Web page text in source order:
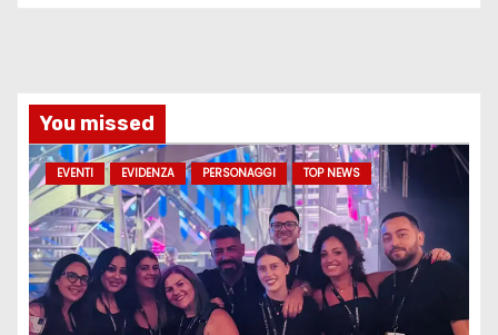
You missed
EVENTI EVIDENZA PERSONAGGI TOP NEWS